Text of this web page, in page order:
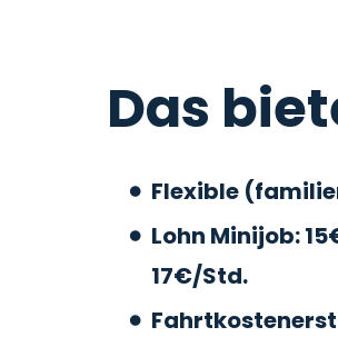
Das
Flexible
Lohn Minijob:
17€/Std.